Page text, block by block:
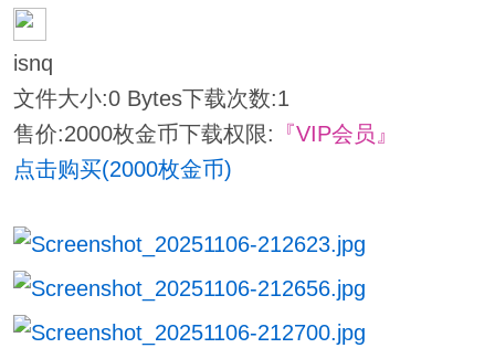
isnq
文件大小:0 Bytes下载次数:1
售价:2000枚金币下载权限: 『VIP会员』
点击购买(2000枚金币)